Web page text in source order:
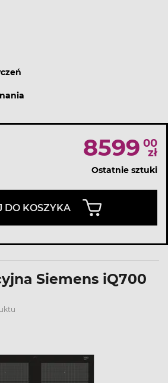
8599 00
zł
Ostatnie sztuki
DO KOSZYKA
Siemens iQ700